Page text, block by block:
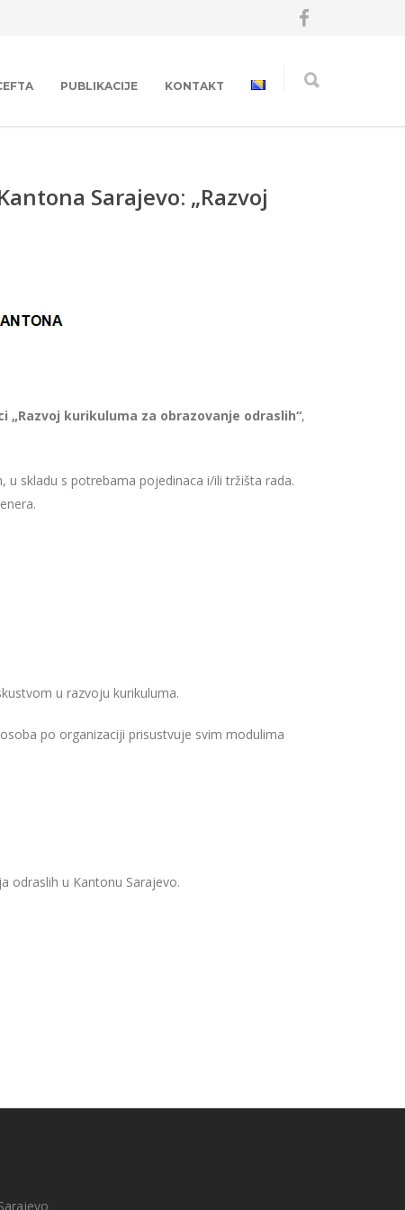
PUBLIKACIJE KONTAKT
Sarajevo: „Razvoj
„Razvoj kurikuluma za obrazovanje odraslih“,
skladu s potrebama pojedinaca i/ili tržišta rada.
u razvoju kurikuluma.
po organizaciji prisustvuje svim modulima
odraslih u Kantonu Sarajevo.